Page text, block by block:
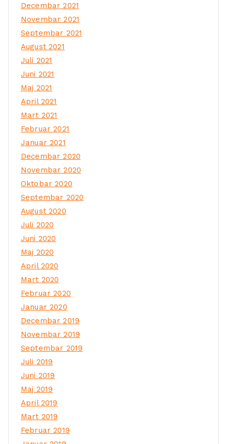
Decembar 2021
Novembar 2021
Septembar 2021
August 2021
Juli 2021
Juni 2021
Maj 2021
April 2021
Mart 2021
Februar 2021
Januar 2021
Decembar 2020
Novembar 2020
Oktobar 2020
Septembar 2020
August 2020
Juli 2020
Juni 2020
Maj 2020
April 2020
Mart 2020
Februar 2020
Januar 2020
Decembar 2019
Novembar 2019
Septembar 2019
Juli 2019
Juni 2019
Maj 2019
April 2019
Mart 2019
Februar 2019